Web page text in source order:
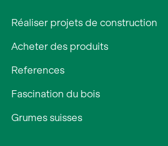
Contact
Recherche
Français
Réaliser projets de construction
Acheter des produits
References
Fascination du bois
Grumes suisses